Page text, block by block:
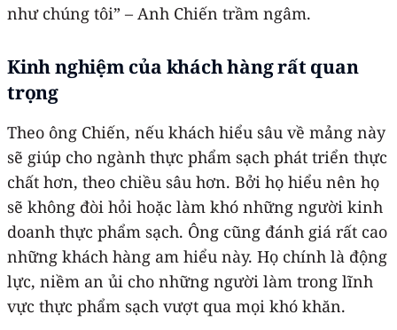
như chúng tôi” – Anh Chiến trầm ngâm.
Kinh nghiệm của khách hàng rất quan
trọng
Theo ông Chiến, nếu khách hiểu sâu về mảng này
sẽ giúp cho ngành thực phẩm sạch phát triển thực
chất hơn, theo chiều sâu hơn. Bởi họ hiểu nên họ
sẽ không đòi hỏi hoặc làm khó những người kinh
doanh thực phẩm sạch. Ông cũng đánh giá rất cao
những khách hàng am hiểu này. Họ chính là động
lực, niềm an ủi cho những người làm trong lĩnh
vực thực phẩm sạch vượt qua mọi khó khăn.